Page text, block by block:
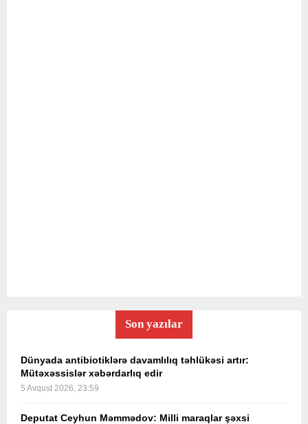
Son yazılar
Dünyada antibiotiklərə davamlılıq təhlükəsi artır:
Mütəxəssislər xəbərdarlıq edir
5 Avqust 2026, 23:59
Deputat Ceyhun Məmmədov: Milli maraqlar şəxsi